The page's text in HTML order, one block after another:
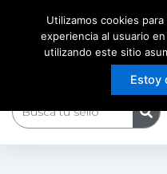
contenido
Utilizamos cookies
experiencia al usuario
utilizando este sitio
Estoy